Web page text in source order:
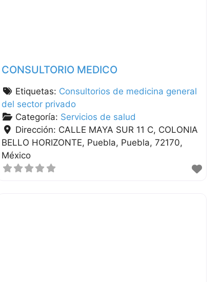
CONSULTORIO MEDICO
Etiquetas: Consultorios de medicina general
del sector privado
Categoría: Servicios de salud
Dirección: CALLE MAYA SUR 11 C, COLONIA
BELLO HORIZONTE Puebla Puebla 72170
México